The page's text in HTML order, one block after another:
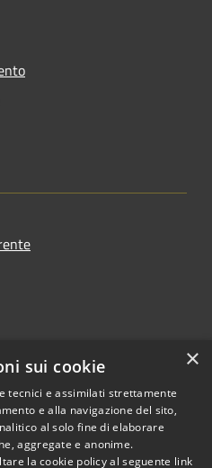
Copyright © 2026 • Comune di
×
sui cookie
tecnici e assimilati strettamente
e alla navigazione del sito,
al solo fine di elaborare
aggregate e anonime.
la cookie policy al seguente link